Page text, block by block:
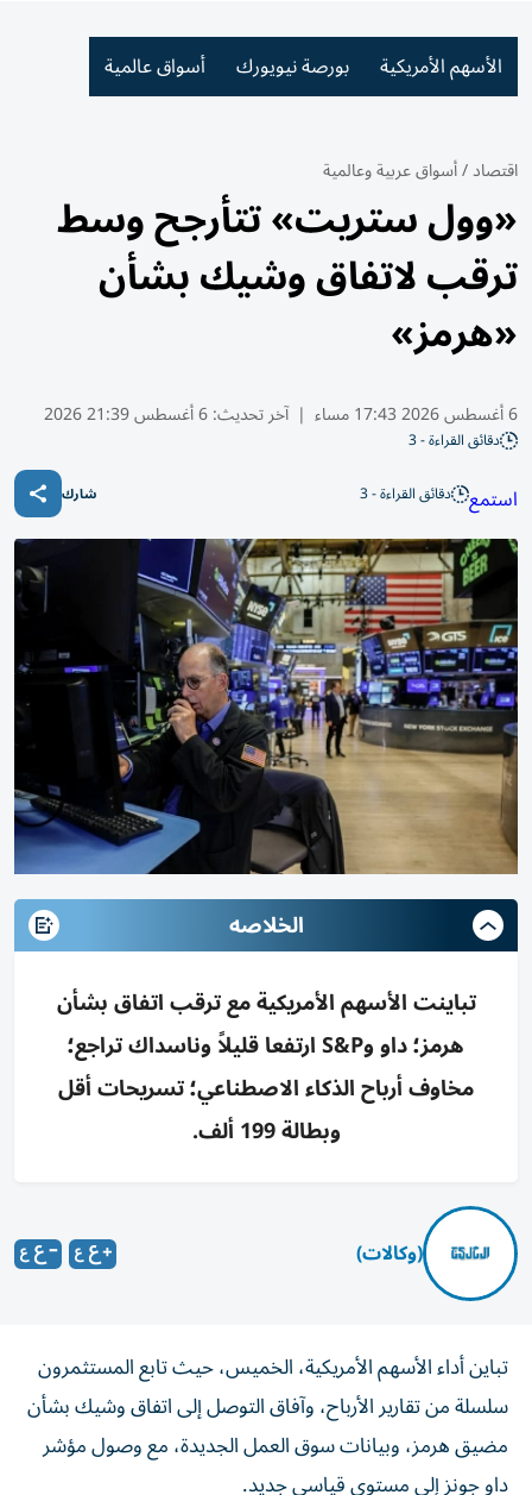
الأسهم الأمريكية بورصة نيويورك أسواق عالمية
اقتصاد/أسواق عربية وعالمية
«وول ستريت» تتأرجح وسط
ترقب لاتفاق وشيك بشأن
«هرمز»
6 أغسطس 2026 17:43 مساء | آخر تحديث:6 أغسطس 21:39 2026
دقائق القراءة - 3
استمع دقائق القراءة - 3 شارك
الخلاصه
تباينت الأسهم الأمريكية مع ترقب اتفاق بشأن
هرمز؛ داو وS&P ارتفعا قليلاً وناسداك تراجع؛
مخاوف أرباح الذكاء الاصطناعي؛ تسريحات أقل
وبطالة 199 ألف.
(وكالات)
تباين أداء الأسهم الأمريكية، الخميس، حيث تابع المستثمرون
سلسلة من تقارير الأرباح، وآفاق التوصل إلى اتفاق وشيك بشأن
مضيق هرمز، وبيانات سوق العمل الجديدة، مع وصول مؤشر
داو جونز إلى مستوى قياسي جديد.